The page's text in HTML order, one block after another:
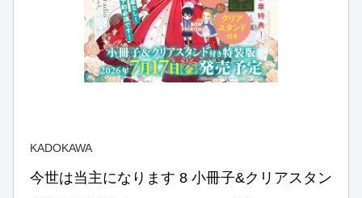
KADOKAWA
今世は当主になります 8 小冊子&クリアスタン